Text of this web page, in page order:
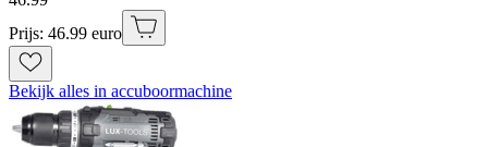
Prijs: 46.99 euro
Bekijk alles in accuboormachine